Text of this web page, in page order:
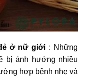
ở nữ giới : Những
bị ảnh hưởng nhiều
hợp bệnh nhẹ và